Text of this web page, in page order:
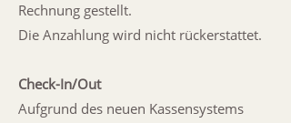
Rechnung gestellt.
​Die Anzahlung wird nicht rückerstattet.
Check-In/Out
Aufgrund des neuen Kassensystems